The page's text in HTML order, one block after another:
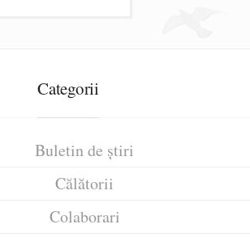
Categorii
Buletin de știri
Călătorii
Colaborari